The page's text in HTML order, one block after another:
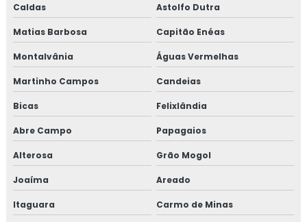
Caldas Astolfo Dutra
Matias Barbosa Capitão Enéas
Montalvânia Águas Vermelhas
Martinho Campos Candeias
Bicas Felixlândia
Abre Campo Papagaios
Alterosa Grão Mogol
Joaíma Areado
Itaguara Carmo de Minas